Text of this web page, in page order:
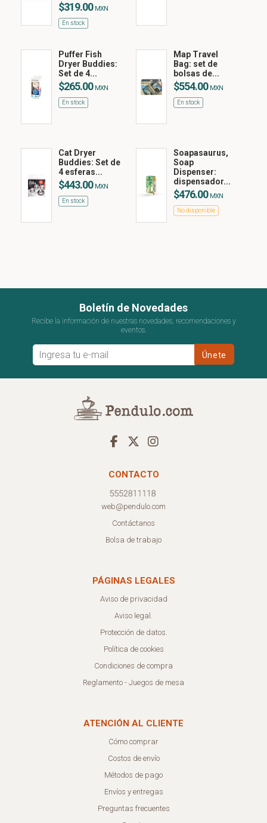
$319.00 MXN
En stock
Puffer Fish
Dryer Buddies:
Set de 4...
$265.00 MXN
En stock
Map Travel
Bag: set de
bolsas de...
$554.00 MXN
En stock
Cat Dryer
Buddies: Set de
4 esferas...
$443.00 MXN
En stock
Soapasaurus,
Soap
Dispenser:
dispensador...
$476.00 MXN
No disponible
Boletín de Novedades
Recibe la información de nuestras novedades, recomendaciones y
eventos.
CONTACTO
web@pendulo.com
Contáctanos
Bolsa de trabajo
PÁGINAS LEGALES
Aviso de privacidad
Aviso legal.
Protección de datos.
Política de cookies
Condiciones de compra
Reglamento - Juegos de mesa
ATENCIÓN AL CLIENTE
Cómo comprar
Costos de envío
Métodos de pago
Envíos y entregas
Preguntas frecuentes